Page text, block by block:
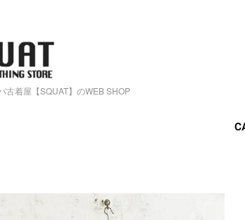
古着屋【SQUAT】のWEB SHOP